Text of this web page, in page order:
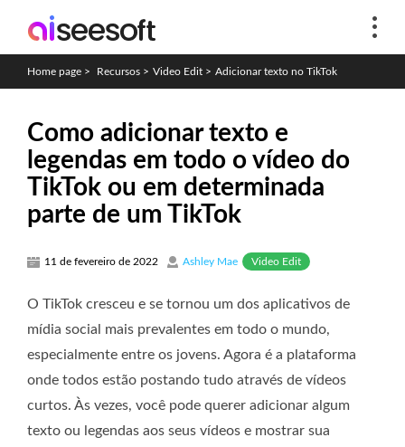
Home page > Recursos > Video Edit > Adicionar texto no TikTok
Como adicionar texto e
legendas em todo o vídeo do
TikTok ou em determinada
parte de um TikTok
11 de fevereiro de 2022 Ashley Mae Video Edit
O TikTok cresceu e se tornou um dos aplicativos de
mídia social mais prevalentes em todo o mundo,
especialmente entre os jovens. Agora é a plataforma
onde todos estão postando tudo através de vídeos
curtos. Às vezes, você pode querer adicionar algum
texto ou legendas aos seus vídeos e mostrar sua